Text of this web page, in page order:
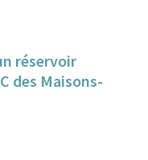
réservoir
des Maisons-